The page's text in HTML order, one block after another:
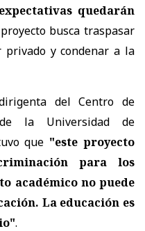
quedarán
busca traspasar
y condenar a la
del Centro de
la Universidad de
que "este proyecto
para los
académico no puede
La educación es
.